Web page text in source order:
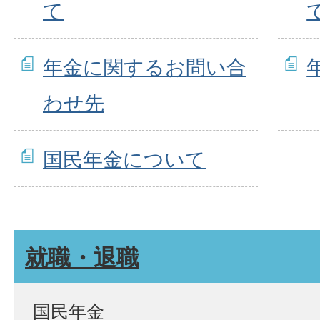
て
年金に関するお問い合
わせ先
国民年金について
就職・退職
国民年金